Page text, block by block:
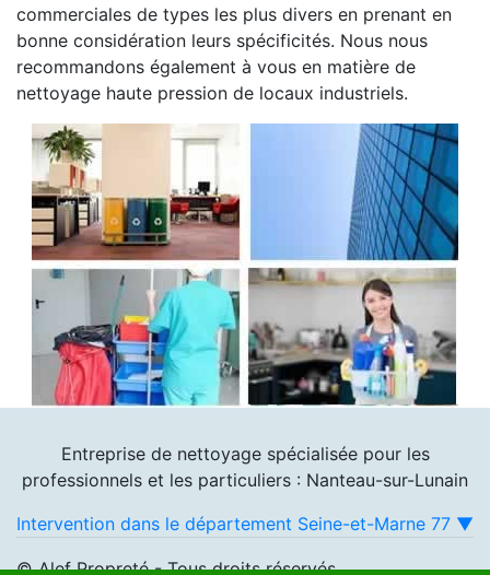
commerciales de types les plus divers en prenant en
bonne considération leurs spécificités. Nous nous
recommandons également à vous en matière de
nettoyage haute pression de locaux industriels.
Entreprise de nettoyage spécialisée pour les
professionnels et les particuliers : Nanteau-sur-Lunain
Intervention dans le département Seine-et-Marne 77 ▼
© Alef Propreté - Tous droits réservés